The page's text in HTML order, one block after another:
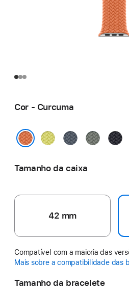
Cor - Curcuma
Amarelo-
Azul-
Verde-Meia-
Tamanho da caixa
42 mm
Compatível com a maioria das
Mais sobre a compatibilidade das
Tamanho da bracelete